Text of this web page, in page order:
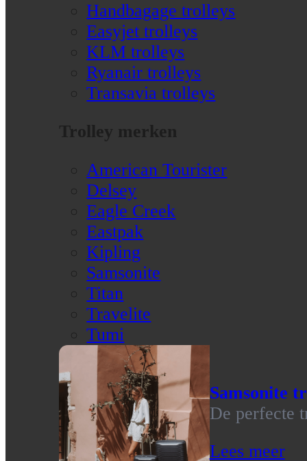
Handbagage trolleys
Easyjet trolleys
KLM trolleys
Ryanair trolleys
Transavia trolleys
Trolley merken
American Tourister
Delsey
Eagle Creek
Eastpak
Kipling
Samsonite
Titan
Travelite
Tumi
Samsonite
De perfecte
Lees meer